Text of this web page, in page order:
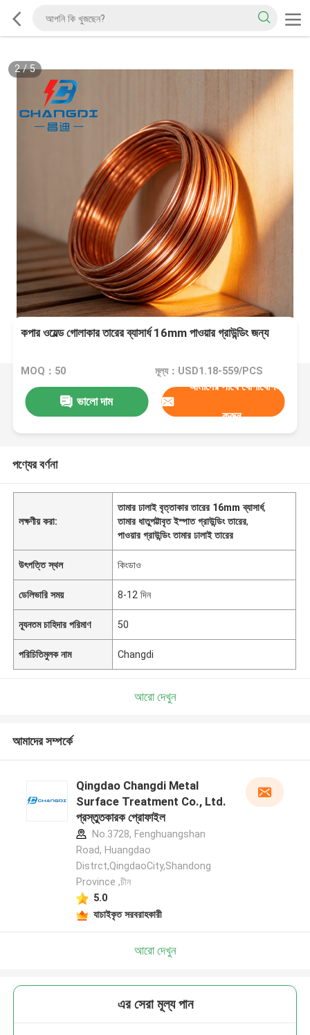
2/5
কপার ওয়েল্ড গোলাকার তারের ব্যাসার্ধ 16mm পাওয়ার গ্রাউন্ডিং জন্য
MOQ：50 মূল্য：USD1.18-559/PCS
ভালো দাম
আমাদের সাথে যোগাযোগ
করুন
পণ্যের বর্ণনা
লক্ষণীয় করা:
তামার ঢালাই বৃত্তাকার তারের 16mm ব্যাসার্ধ,
তামার ধাতুপট্টাবৃত ইস্পাত গ্রাউন্ডিং তারের,
পাওয়ার গ্রাউন্ডিং তামার ঢালাই তারের
উৎপত্তি স্থল কিংডাও
ডেলিভারি সময় 8-12 দিন
ন্যূনতম চাহিদার পরিমাণ 50
পরিচিতিমুলক নাম Changdi
আরো দেখুন
আমাদের সম্পর্কে
Qingdao Changdi Metal
Surface Treatment Co., Ltd.
প্রস্তুতকারক প্রোফাইল
No.3728, Fenghuangshan
Road, Huangdao
Distrct,QingdaoCity,Shandong
Province ,চীন
5.0
যাচাইকৃত সরবরাহকারী
আরো দেখুন
এর সেরা মূল্য পান